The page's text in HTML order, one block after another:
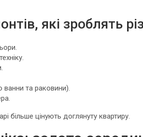
які зроблять
ванни та раковини).
більше цінують доглянуту квартиру.